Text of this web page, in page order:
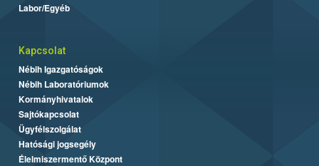
Labor/Egyéb
Kapcsolat
Nébih Igazgatóságok
Nébih Laboratóriumok
Kormányhivatalok
Sajtókapcsolat
Ügyfélszolgálat
Hatósági jogsegély
Élelmiszermentő Központ